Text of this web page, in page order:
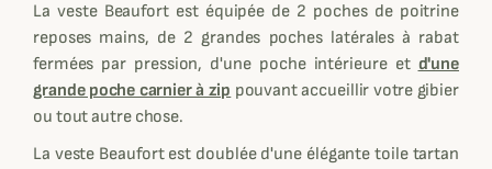
La veste Beaufort est équipée de 2 poches de poitrine
reposes mains, de 2 grandes poches latérales à rabat
fermées par pression, d'une poche intérieure et d'une
grande poche carnier à zip pouvant accueillir votre gibier
ou tout autre chose.
La veste Beaufort est doublée d'une élégante toile tartan